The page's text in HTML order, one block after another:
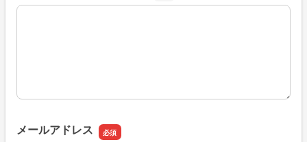
ご相談内容をご記入下さい
メールアドレス